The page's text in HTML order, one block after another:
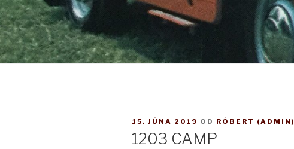
PUBLIKOVANÉ
15. JÚNA 2019 OD RÓBERT (ADMIN)
1203 CAMP